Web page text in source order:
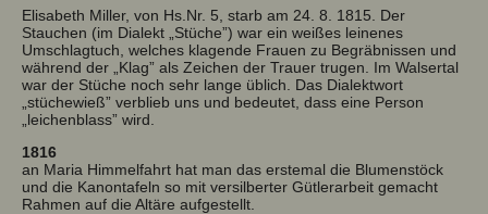
Elisabeth Miller, von Hs.Nr. 5, starb am 24. 8. 1815. Der
Stauchen (im Dialekt „Stüche”) war ein weißes leinenes
Umschlagtuch, welches klagende Frauen zu Begräbnissen und
während der „Klag” als Zeichen der Trauer trugen. Im Walsertal
war der Stüche noch sehr lange üblich. Das Dialektwort
„stüchewieß” verblieb uns und bedeutet, dass eine Person
„leichenblass” wird.
1816
an Maria Himmelfahrt hat man das erstemal die Blumenstöck
und die Kanontafeln so mit versilberter Gütlerarbeit gemacht
Rahmen auf die Altäre aufgestellt.